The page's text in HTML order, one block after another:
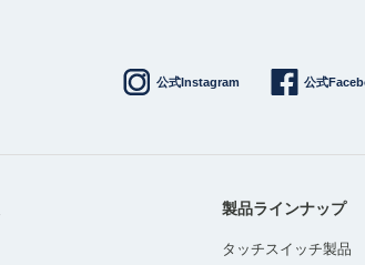
公式Instagram 公式
製品ラインナップ
タッチスイッチ製品